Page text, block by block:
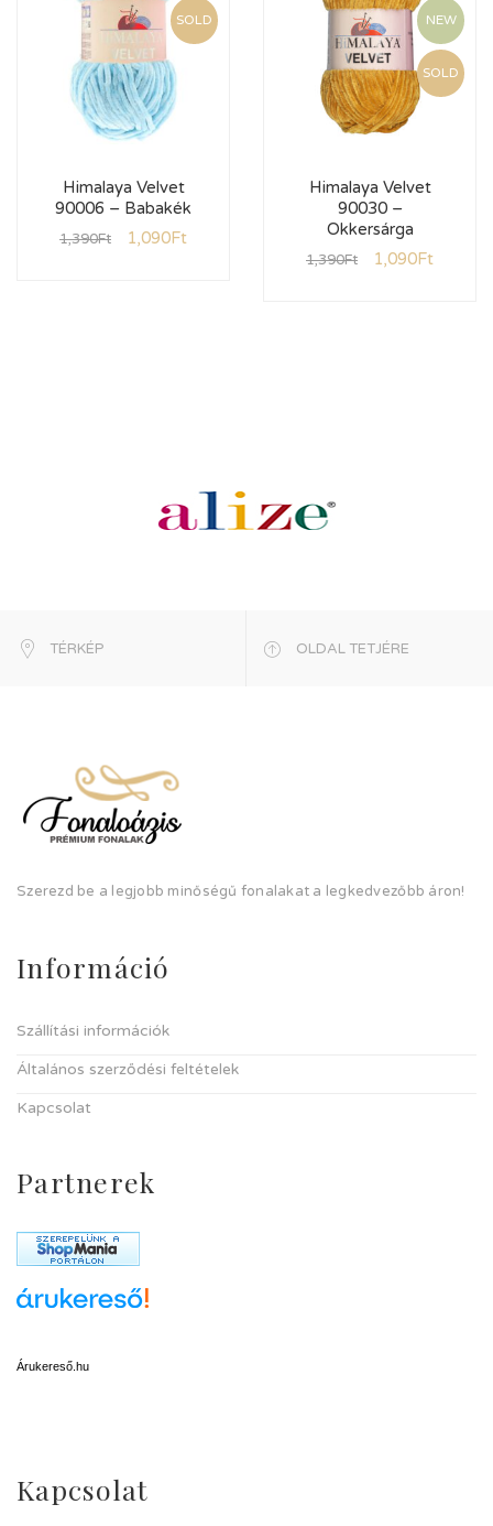
SOLD
Himalaya Velvet
90006 – Babakék
1,390Ft 1,090Ft
NEW
SOLD
Himalaya Velvet
90030 –
Okkersárga
1,390Ft 1,090Ft
TÉRKÉP OLDAL TETJÉRE
Szerezd be a legjobb minőségű fonalakat a legkedvezőbb áron!
Információ
Szállítási információk
Általános szerződési feltételek
Kapcsolat
Partnerek
Árukereső.hu
Kapcsolat